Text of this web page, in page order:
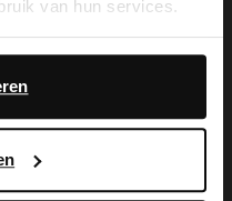
van hun services.
Google voor
Meer informatie over
gebruikt, vindt u op
No, stay in Dutch